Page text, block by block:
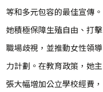
等和多元包容的最佳宣傳。
她積極保障生殖自由、打擊
職場歧視，並推動女性領導
力計劃。在教育政策，她主
張大幅增加公立學校經費，